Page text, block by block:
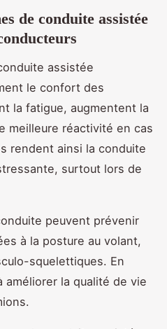
de conduite assistée
assistée
le confort des
la fatigue, augmentent la
meilleure réactivité en cas
rendent ainsi la conduite
surtout lors de
peuvent prévenir
à la posture au volant,
squelettiques. En
améliorer la qualité de vie